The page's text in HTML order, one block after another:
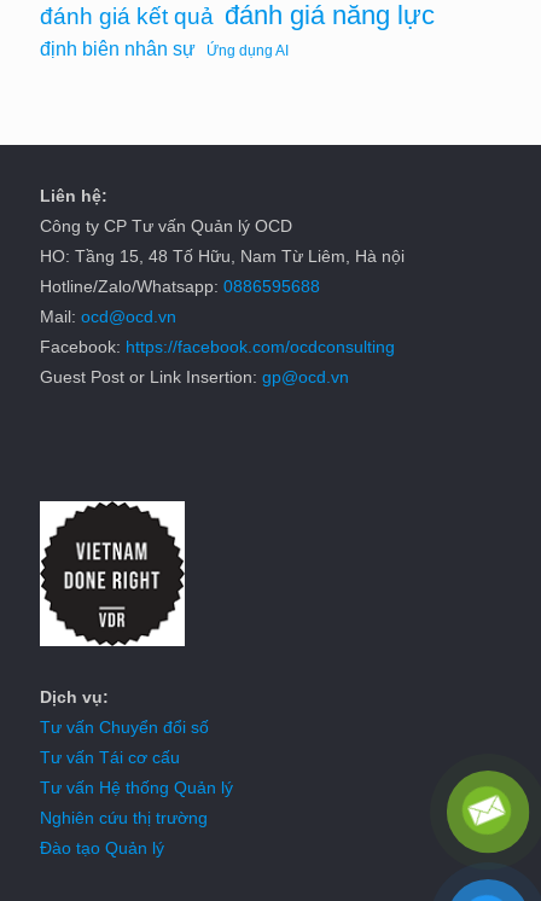
đánh giá kết quả đánh giá năng lực
định biên nhân sự Ứng dụng AI
Liên hệ:
Công ty CP Tư vấn Quản lý OCD
HO: Tầng 15, 48 Tố Hữu, Nam Từ Liêm, Hà nội
Hotline/Zalo/Whatsapp: 0886595688
Mail: ocd@ocd.vn
Facebook: https://facebook.com/ocdconsulting
Guest Post or Link Insertion: gp@ocd.vn
Dịch vụ:
Tư vấn Chuyển đổi số
Tư vấn Tái cơ cấu
Tư vấn Hệ thống Quản lý
Nghiên cứu thị trường
Đào tạo Quản lý